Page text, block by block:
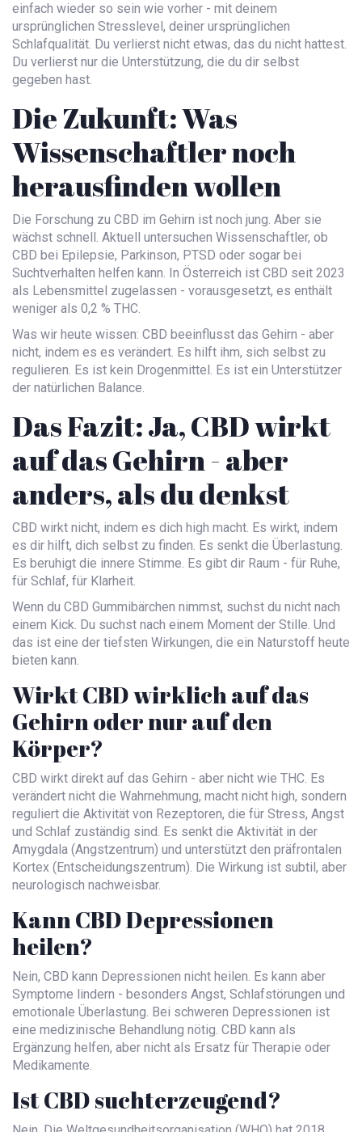
einfach wieder so sein wie vorher - mit deinem
ursprünglichen Stresslevel, deiner ursprünglichen
Schlafqualität. Du verlierst nicht etwas, das du nicht hattest.
Du verlierst nur die Unterstützung, die du dir selbst
gegeben hast.
Die Zukunft: Was
Wissenschaftler noch
herausfinden wollen
Die Forschung zu CBD im Gehirn ist noch jung. Aber sie
wächst schnell. Aktuell untersuchen Wissenschaftler, ob
CBD bei Epilepsie, Parkinson, PTSD oder sogar bei
Suchtverhalten helfen kann. In Österreich ist CBD seit 2023
als Lebensmittel zugelassen - vorausgesetzt, es enthält
weniger als 0,2 % THC.
Was wir heute wissen: CBD beeinflusst das Gehirn - aber
nicht, indem es es verändert. Es hilft ihm, sich selbst zu
regulieren. Es ist kein Drogenmittel. Es ist ein Unterstützer
der natürlichen Balance.
Das Fazit: Ja, CBD wirkt
auf das Gehirn - aber
anders, als du denkst
CBD wirkt nicht, indem es dich high macht. Es wirkt, indem
es dir hilft, dich selbst zu finden. Es senkt die Überlastung.
Es beruhigt die innere Stimme. Es gibt dir Raum - für Ruhe,
für Schlaf, für Klarheit.
Wenn du CBD Gummibärchen nimmst, suchst du nicht nach
einem Kick. Du suchst nach einem Moment der Stille. Und
das ist eine der tiefsten Wirkungen, die ein Naturstoff heute
bieten kann.
Wirkt CBD wirklich auf das
Gehirn oder nur auf den
Körper?
CBD wirkt direkt auf das Gehirn - aber nicht wie THC. Es
verändert nicht die Wahrnehmung, macht nicht high, sondern
reguliert die Aktivität von Rezeptoren, die für Stress, Angst
und Schlaf zuständig sind. Es senkt die Aktivität in der
Amygdala (Angstzentrum) und unterstützt den präfrontalen
Kortex (Entscheidungszentrum). Die Wirkung ist subtil, aber
neurologisch nachweisbar.
Kann CBD Depressionen
heilen?
Nein, CBD kann Depressionen nicht heilen. Es kann aber
Symptome lindern - besonders Angst, Schlafstörungen und
emotionale Überlastung. Bei schweren Depressionen ist
eine medizinische Behandlung nötig. CBD kann als
Ergänzung helfen, aber nicht als Ersatz für Therapie oder
Medikamente.
Ist CBD suchterzeugend?